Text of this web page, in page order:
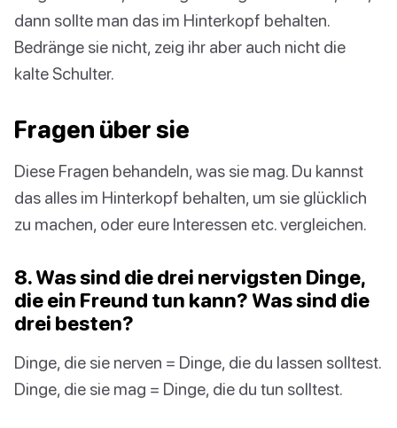
dann sollte man das im Hinterkopf behalten.
Bedränge sie nicht, zeig ihr aber auch nicht die
kalte Schulter.
Fragen über sie
Diese Fragen behandeln, was sie mag. Du kannst
das alles im Hinterkopf behalten, um sie glücklich
zu machen, oder eure Interessen etc. vergleichen.
8. Was sind die drei nervigsten Dinge,
die ein Freund tun kann? Was sind die
drei besten?
Dinge, die sie nerven = Dinge, die du lassen solltest.
Dinge, die sie mag = Dinge, die du tun solltest.